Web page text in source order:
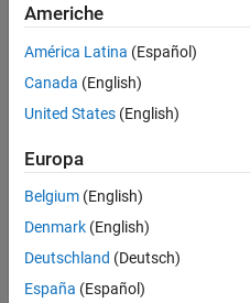
Americhe
América Latina (Español)
Canada (English)
United States (English)
Europa
Belgium (English)
Denmark (English)
Deutschland (Deutsch)
España (Español)
Centro di fiducia
Antipirateria
Stato
© 1994-2026 The MathWorks,